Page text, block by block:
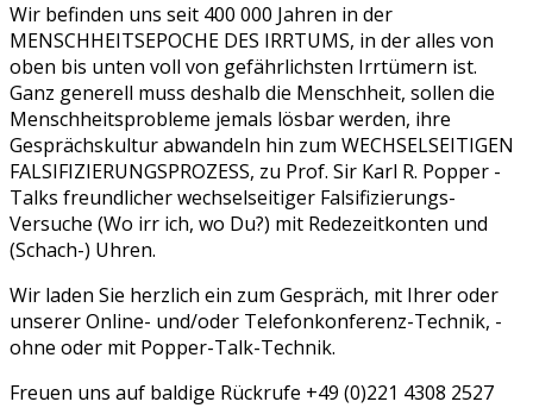
Wir befinden uns seit 400 000 Jahren in der
MENSCHHEITSEPOCHE DES IRRTUMS, in der alles von
oben bis unten voll von gefährlichsten Irrtümern ist.
Ganz generell muss deshalb die Menschheit, sollen die
Menschheitsprobleme jemals lösbar werden, ihre
Gesprächskultur abwandeln hin zum WECHSELSEITIGEN
FALSIFIZIERUNGSPROZESS, zu Prof. Sir Karl R. Popper -
Talks freundlicher wechselseitiger Falsifizierungs-
Versuche (Wo irr ich, wo Du?) mit Redezeitkonten und
(Schach-) Uhren.
Wir laden Sie herzlich ein zum Gespräch, mit Ihrer oder
unserer Online- und/oder Telefonkonferenz-Technik, -
ohne oder mit Popper-Talk-Technik.
Freuen uns auf baldige Rückrufe +49 (0)221 4308 2527